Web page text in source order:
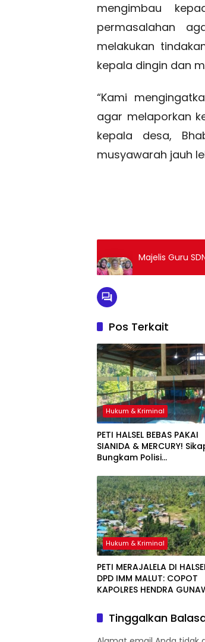
mengimbau
permasalahan
melakukan
kepala dingin dan
“Kami
agar melaporkan
kepala desa,
musyawarah jauh
Majelis Guru
Pos Terkait
Hukum & Kriminal
PETI HALSEL BEBAS PAKAI
SIANIDA & MERCURY!
Bungkam Polisi
Hukum & Kriminal
PETI MERAJALELA DI
DPD IMM MALUT: COPOT
KAPOLRES HENDRA
Tinggalkan